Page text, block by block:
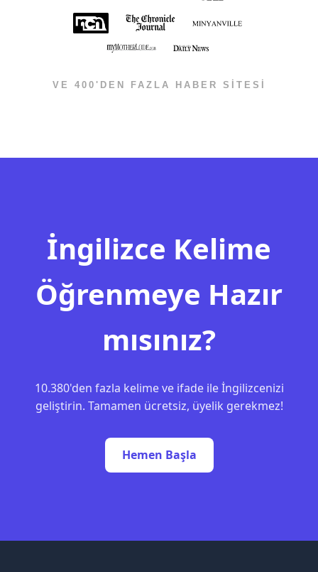
VE 400'DEN FAZLA HABER SİTESİ
İngilizce Kelime
Öğrenmeye Hazır
mısınız?
10.380'den fazla kelime ve ifade ile İngilizcenizi
geliştirin. Tamamen ücretsiz, üyelik gerekmez!
Hemen Başla